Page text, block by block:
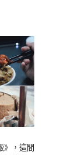
》，這間